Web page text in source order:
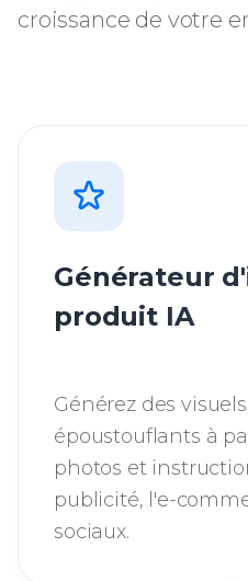
croissance de votre
Générateur
produit IA
Générez des
époustouflants à
photos et
publicité, l'e-
sociaux.